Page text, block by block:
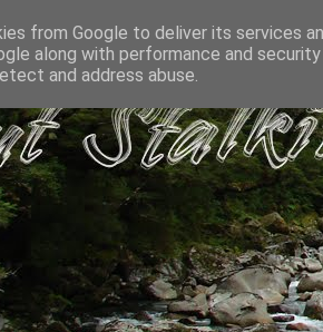
from Google to deliver its services
along with performance and
and address abuse.